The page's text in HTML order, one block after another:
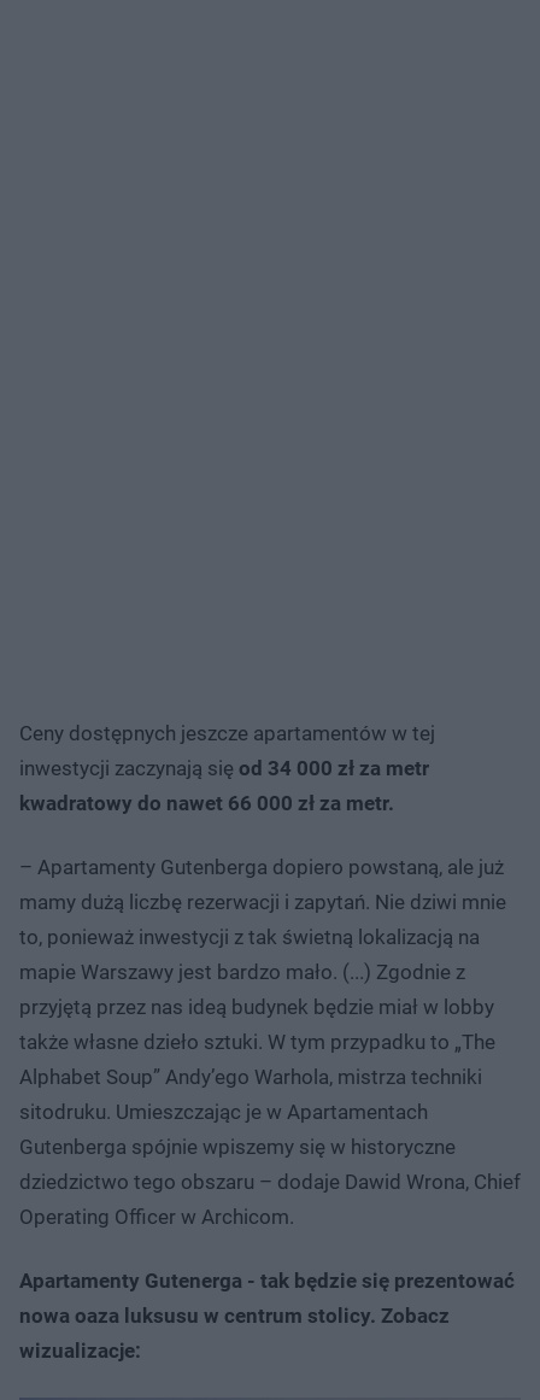
Ceny dostępnych jeszcze apartamentów w tej
inwestycji zaczynają się od 34 000 zł za metr
kwadratowy do nawet 66 000 zł za metr.
– Apartamenty Gutenberga dopiero powstaną, ale już
mamy dużą liczbę rezerwacji i zapytań. Nie dziwi mnie
to, ponieważ inwestycji z tak świetną lokalizacją na
mapie Warszawy jest bardzo mało. (...) Zgodnie z
przyjętą przez nas ideą budynek będzie miał w lobby
także własne dzieło sztuki. W tym przypadku to „The
Alphabet Soup” Andy’ego Warhola, mistrza techniki
sitodruku. Umieszczając je w Apartamentach
Gutenberga spójnie wpiszemy się w historyczne
dziedzictwo tego obszaru – dodaje Dawid Wrona, Chief
Operating Officer w Archicom.
Apartamenty Gutenerga - tak będzie się prezentować
nowa oaza luksusu w centrum stolicy. Zobacz
wizualizacje: